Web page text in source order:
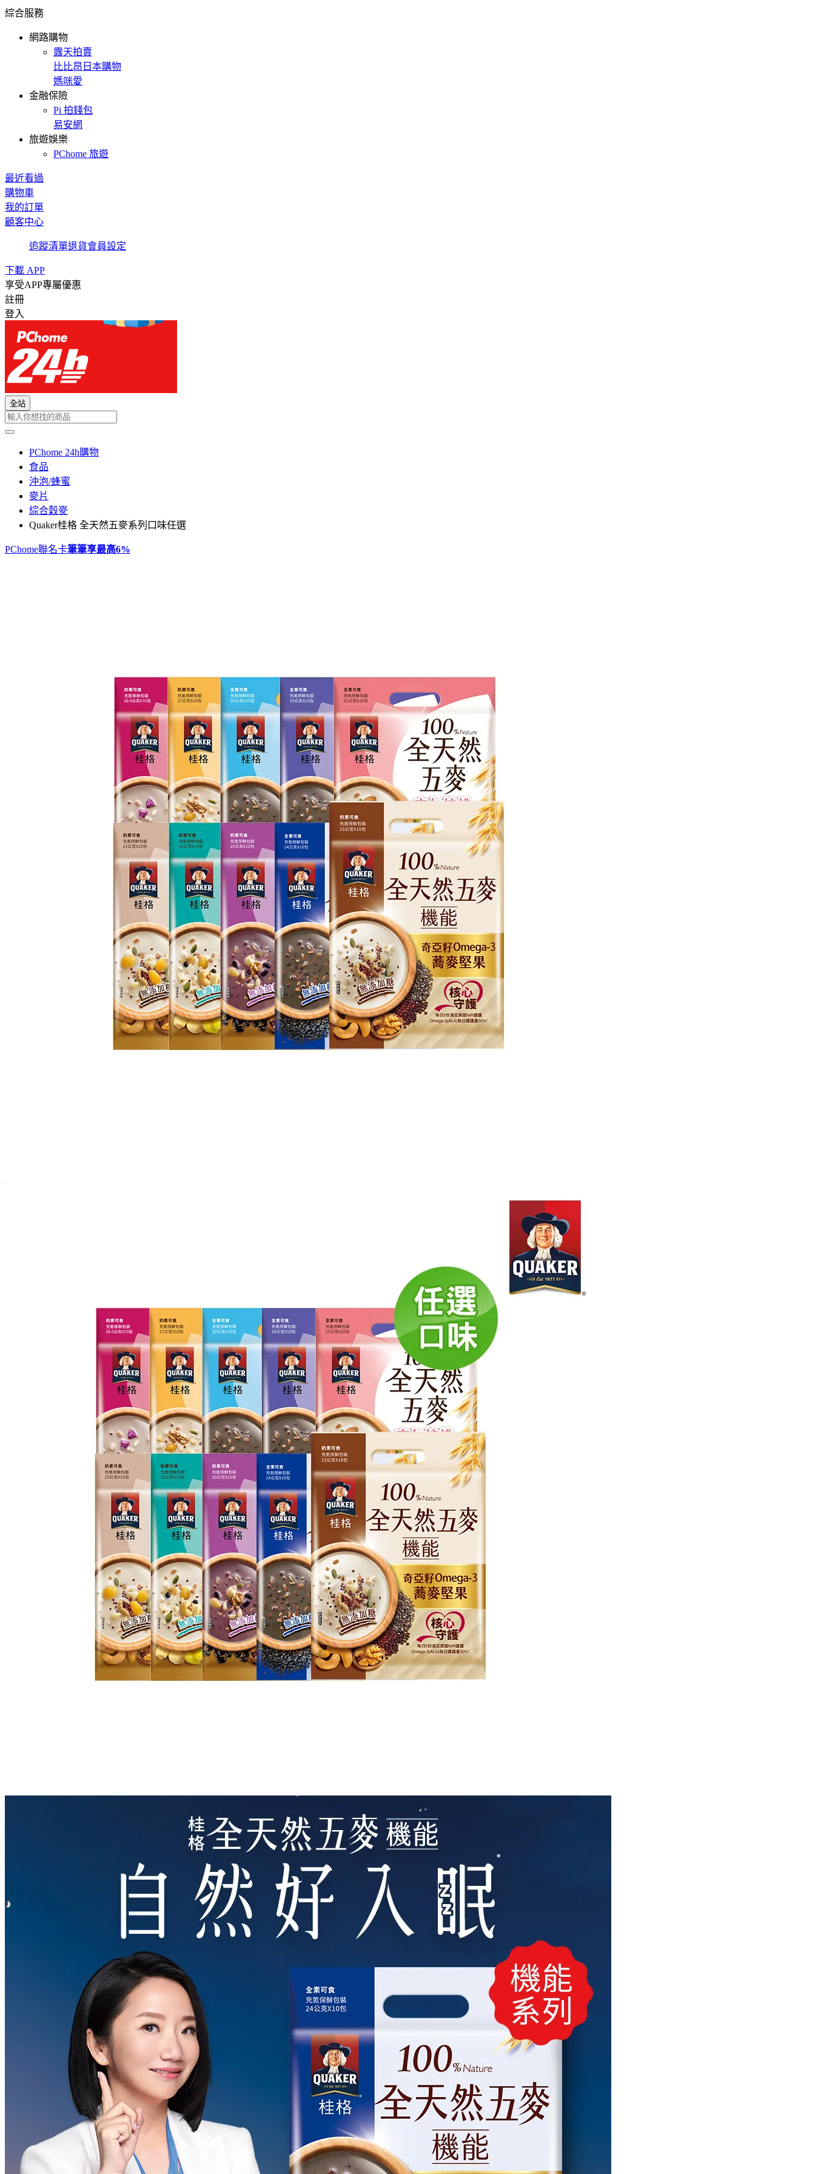
綜合服務
網路購物
露天拍賣
比比昂日本購物
媽咪愛
金融保險
Pi 拍錢包
易安網
旅遊娛樂
PChome 旅遊
最近看過
購物車
我的訂單
顧客中心
追蹤清單退貨會員設定
下載 APP
享受APP專屬優惠
註冊
登入
全站
PChome 24h購物
食品
沖泡/蜂蜜
麥片
綜合穀麥
Quaker桂格 全天然五麥系列口味任選
PChome聯名卡筆筆享最高6%